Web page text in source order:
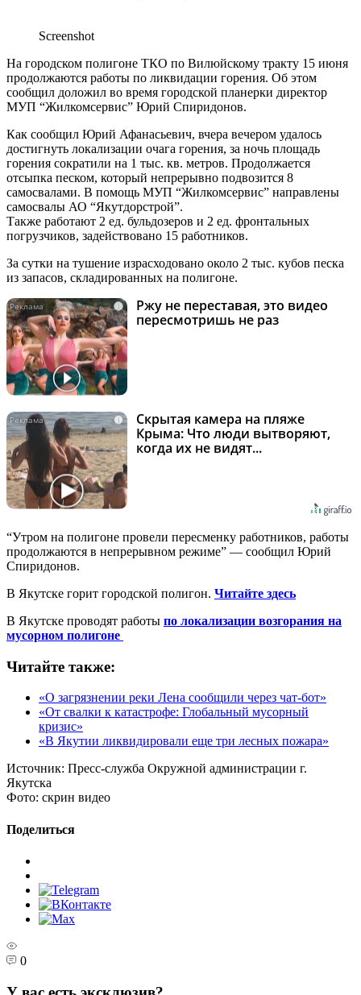
Screenshot
На городском полигоне ТКО по Вилюйскому тракту 15 июня
продолжаются работы по ликвидации горения. Об этом
сообщил доложил во время городской планерки директор
МУП “Жилкомсервис” Юрий Спиридонов.
Как сообщил Юрий Афанасьевич, вчера вечером удалось
достигнуть локализации очага горения, за ночь площадь
горения сократили на 1 тыс. кв. метров. Продолжается
отсыпка песком, который непрерывно подвозится 8
самосвалами. В помощь МУП “Жилкомсервис” направлены
самосвалы АО “Якутдорстрой”.
Также работают 2 ед. бульдозеров и 2 ед. фронтальных
погрузчиков, задействовано 15 работников.
За сутки на тушение израсходовано около 2 тыс. кубов песка
из запасов, складированных на полигоне.
i
Ржу не переставая, это видео
пересмотришь не раз
i
Скрытая камера на пляже
Крыма: Что люди вытворяют,
когда их не видят...
“Утром на полигоне провели пересменку работников, работы
продолжаются в непрерывном режиме” — сообщил Юрий
Спиридонов.
В Якутске горит городской полигон. Читайте здесь
В Якутске проводят работы по локализации возгорания на
мусорном полигоне
Читайте также:
«О загрязнении реки Лена сообщили через чат-бот»
«От свалки к катастрофе: Глобальный мусорный
кризис»
«В Якутии ликвидировали еще три лесных пожара»
Источник: Пресс-служба Окружной администрации г.
Якутска
Фото: скрин видео
Поделиться
0